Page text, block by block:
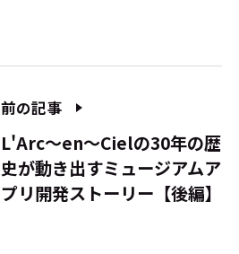
前の記事
L'Arc～en～Cielの30年の歴
史が動き出す――ミュージアムア
プリ開発ストーリー【後編】